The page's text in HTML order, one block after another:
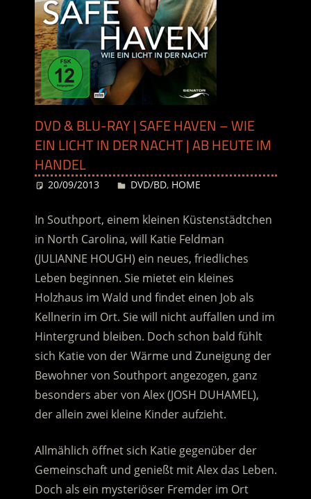
DVD & BLU-RAY | SAFE HAVEN – WIE
EIN LICHT IN DER NACHT | AB HEUTE IM
HANDEL
20/09/2013 Desiree
DVD/BD, HOME
In Southport, einem kleinen Küstenstädtchen
in North Carolina, will Katie Feldman
(JULIANNE HOUGH) ein neues, friedliches
Leben beginnen. Sie mietet ein kleines
Holzhaus im Wald und findet einen Job als
Kellnerin im Ort. Sie will nicht auffallen und im
Hintergrund bleiben. Doch schon bald fühlt
sich Katie von der Wärme und Zuneigung der
Bewohner von Southport angezogen, ganz
besonders aber von Alex (JOSH DUHAMEL),
der allein zwei kleine Kinder aufzieht.
Allmählich öffnet sich Katie gegenüber der
Gemeinschaft und genießt mit Alex das Leben.
Doch als ein mysteriöser Fremder im Ort